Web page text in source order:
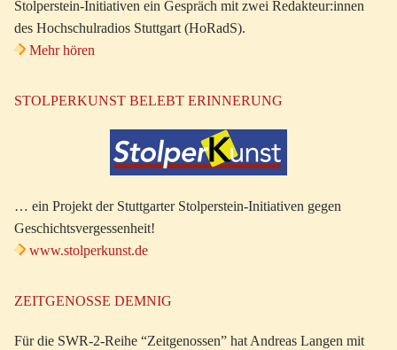
Stolperstein-Initiativen ein Gespräch mit zwei Redakteur:innen
des Hochschulradios Stuttgart (HoRadS).
Mehr hören
STOLPERKUNST BELEBT ERINNERUNG
… ein Projekt der Stuttgarter Stolperstein-Initiativen gegen
Geschichtsvergessenheit!
www.stolperkunst.de
ZEITGENOSSE DEMNIG
Für die SWR-2-Reihe “Zeitgenossen” hat Andreas Langen mit